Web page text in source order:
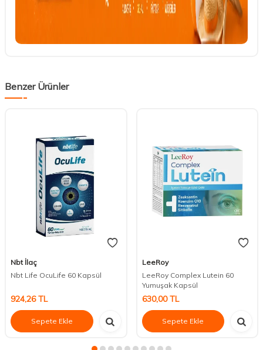
Benzer Ürünler
Nbt İlaç
Nbt Life OcuLife 60 Kapsül
924,26TL
Sepete Ekle
LeeRoy
LeeRoy Complex Lutein 60
Yumuşak Kapsül
630,00TL
Sepete Ekle